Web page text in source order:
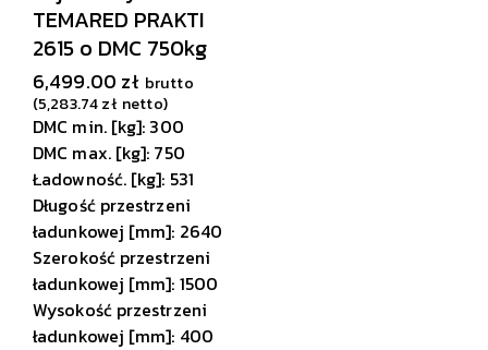
TEMARED PRAKTI
2615 o DMC 750kg
6,499.00 zł brutto
(5,283.74zł netto)
DMC min. [kg]: 300
DMC max. [kg]: 750
Ładowność. [kg]: 531
Długość przestrzeni
ładunkowej [mm]: 2640
Szerokość przestrzeni
ładunkowej [mm]: 1500
Wysokość przestrzeni
ładunkowej [mm]: 400